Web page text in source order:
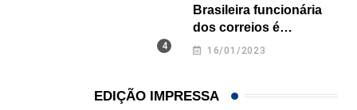
Brasileira funcionária
dos correios é
assassinada a facadas
16/01/2023
EDIÇÃO IMPRESSA